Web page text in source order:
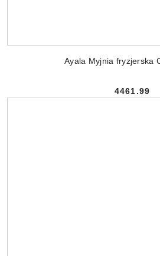
Ayala Myjnia fryzjerska
Cena:
4461.99